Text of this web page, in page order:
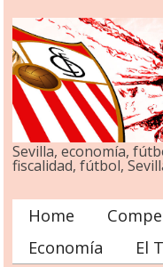
Sevilla, economía,
fiscalidad, fútbol,
Main menu
Home
Economía
El